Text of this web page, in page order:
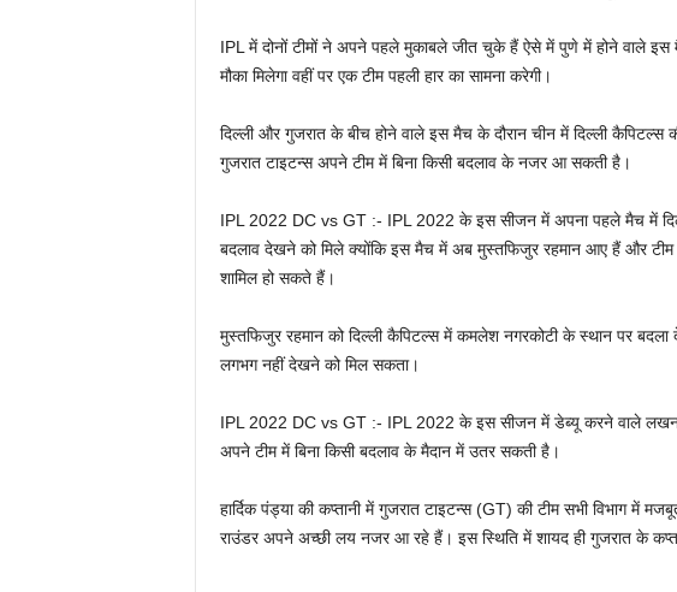
IPL में दोनों टीमों ने अपने पहले मुकाबले जीत चुके हैं ऐसे में पुणे में होने वाले इस
मौका मिलेगा वहीं पर एक टीम पहली हार का सामना करेगी।
दिल्ली और गुजरात के बीच होने वाले इस मैच के दौरान चीन में दिल्ली
गुजरात टाइटन्स अपने टीम में बिना किसी बदलाव के नजर आ सकती है।
IPL 2022 DC vs GT :- IPL 2022 के इस सीजन में अपना पहले मैच में
बदलाव देखने को मिले क्योंकि इस मैच में अब मुस्तफिजुर रहमान आए हैं और
शामिल हो सकते हैं।
मुस्तफिजुर रहमान को दिल्ली कैपिटल्स में कमलेश नगरकोटी के स्थान पर
लगभग नहीं देखने को मिल सकता।
IPL 2022 DC vs GT :- IPL 2022 के इस सीजन में डेब्यू करने वाले लखनऊ
अपने टीम में बिना किसी बदलाव के मैदान में उतर सकती है।
हार्दिक पंड्या की कप्तानी में गुजरात टाइटन्स (GT) की टीम सभी विभाग
राउंडर अपने अच्छी लय नजर आ रहे हैं। इस स्थिति में शायद ही गुजरात के